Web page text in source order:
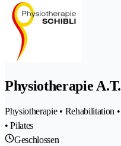
Physiotherapie
Physiotherapie • Rehabilitation
• Pilates
Geschlossen